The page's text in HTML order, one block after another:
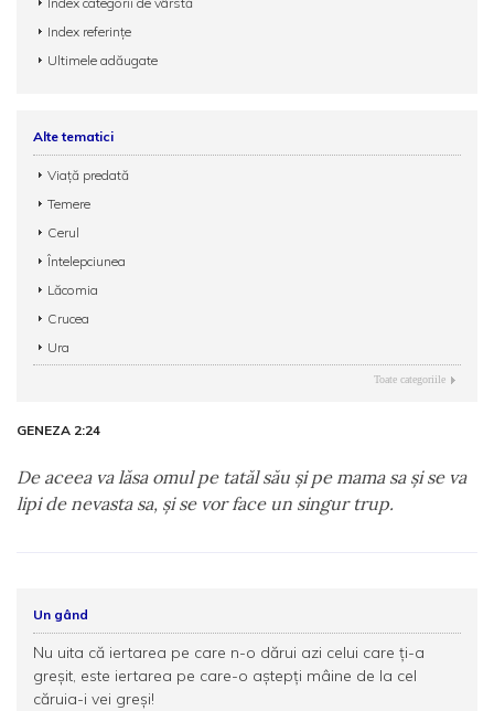
Index referințe
Ultimele adăugate
Alte tematici
Viață predată
Temere
Cerul
Întelepciunea
Lăcomia
Crucea
Ura
Toate categoriile
GENEZA 2:24
De aceea va lăsa omul pe tatăl său şi pe mama sa şi se va
lipi de nevasta sa, şi se vor face un singur trup.
Un gând
Nu uita că iertarea pe care n-o dărui azi celui care ți-a
greșit, este iertarea pe care-o aștepți mâine de la cel
căruia-i vei greși!